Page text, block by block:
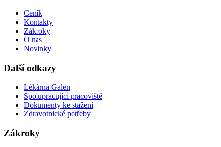
Ceník
Kontakty
Zákroky
O nás
Novinky
Další odkazy
Lékárna Galen
Spolupracující pracoviště
Dokumenty ke stažení
Zdravotnické potřeby
Zákroky